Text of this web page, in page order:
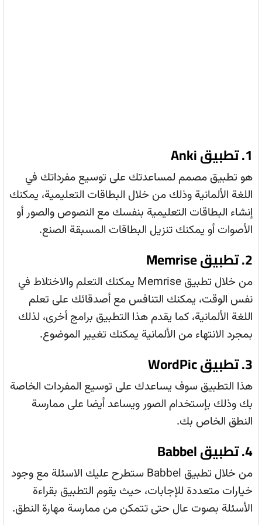
1. تطبيق Anki
هو تطبيق مصمم لمساعدتك على توسيع مفرداتك في
اللغة الألمانية وذلك من خلال البطاقات التعليمية، يمكنك
إنشاء البطاقات التعليمية بنفسك مع النصوص والصور أو
الأصوات أو يمكنك تنزيل البطاقات المسبقة الصنع.
2. تطبيق Memrise
من خلال تطبيق Memrise يمكنك التعلم والاختلاط في
نفس الوقت، يمكنك التنافس مع أصدقائك على تعلم
اللغة الألمانية، كما يقدم هذا التطبيق برامج أخرى، لذلك
بمجرد الانتهاء من الألمانية يمكنك تغيير الموضوع.
3. تطبيق WordPic
هذا التطبيق سوف يساعدك على توسيع المفردات الخاصة
بك وذلك بإستخدام الصور ويساعد أيضا على ممارسة
النطق الخاص بك.
4. تطبيق Babbel
من خلال تطبيق Babbel ستطرح عليك الاسئلة مع وجود
خيارات متعددة للإجابات، حيث يقوم التطبيق بقراءة
الأسئلة بصوت عال حتى تتمكن من ممارسة مهارة النطق.